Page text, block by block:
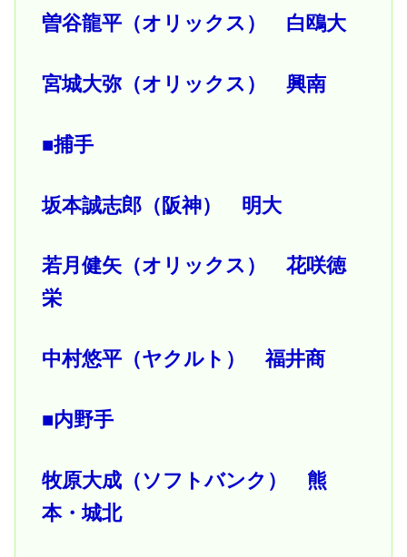
曽谷龍平（オリックス） 白鴎大
宮城大弥（オリックス） 興南
■捕手
坂本誠志郎（阪神） 明大
若月健矢（オリックス） 花咲徳
栄
中村悠平（ヤクルト） 福井商
■内野手
牧原大成（ソフトバンク） 熊
本・城北